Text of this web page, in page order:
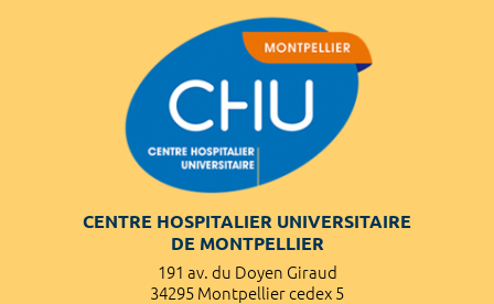
CENTRE HOSPITALIER UNIVERSITAIRE
DE MONTPELLIER
191 av. du Doyen Giraud
34295 Montpellier cedex 5